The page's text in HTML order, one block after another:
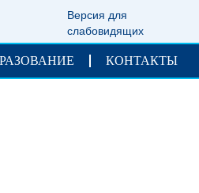
Версия для
слабовидящих
КОНТАКТЫ